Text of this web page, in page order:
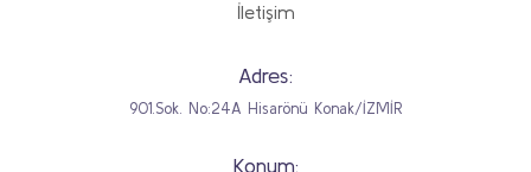
İletişim
Adres:
901.Sok. No:24A Hisarönü Konak/İZMİR
Konum: